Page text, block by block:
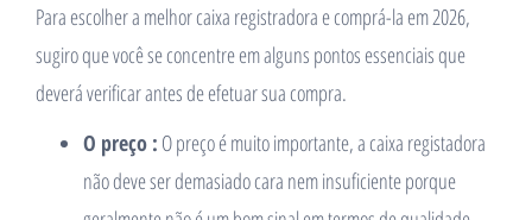
Para escolher a melhor caixa registradora e comprá-la em 2026,
sugiro que você se concentre em alguns pontos essenciais que
deverá verificar antes de efetuar sua compra.
O preço : O preço é muito importante, a caixa registadora
não deve ser demasiado cara nem insuficiente porque